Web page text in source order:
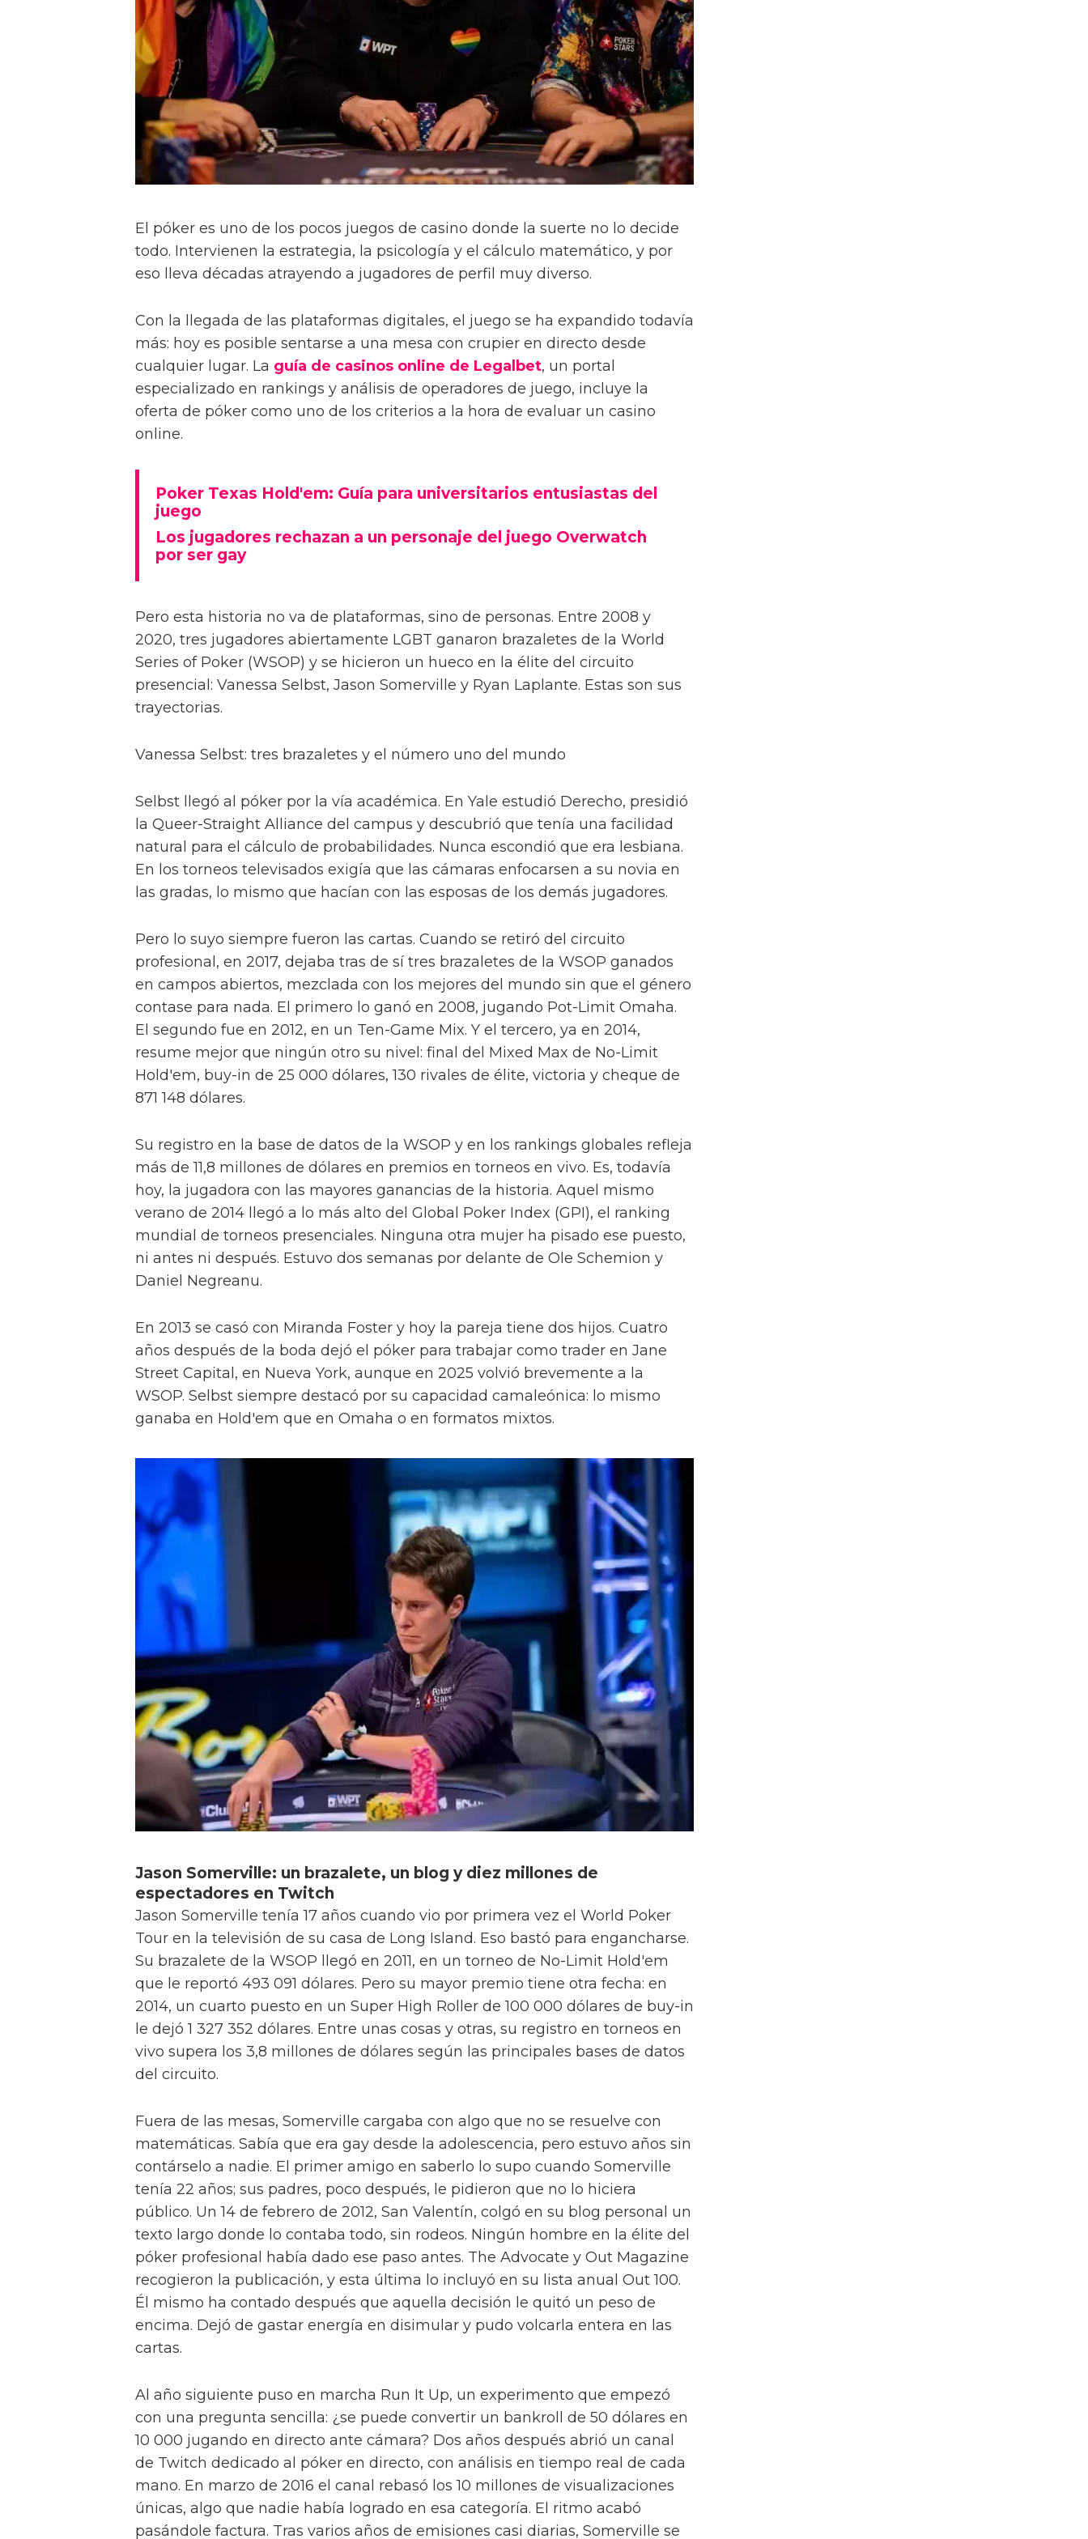
El póker es uno de los pocos juegos de casino donde la suerte no lo decide
todo. Intervienen la estrategia, la psicología y el cálculo matemático, y por
eso lleva décadas atrayendo a jugadores de perfil muy diverso.
Con la llegada de las plataformas digitales, el juego se ha expandido todavía
más: hoy es posible sentarse a una mesa con crupier en directo desde
cualquier lugar. La guía de casinos online de Legalbet, un portal
especializado en rankings y análisis de operadores de juego, incluye la
oferta de póker como uno de los criterios a la hora de evaluar un casino
online.
Poker Texas Hold'em: Guía para universitarios entusiastas del
juego
Los jugadores rechazan a un personaje del juego Overwatch
por ser gay
Pero esta historia no va de plataformas, sino de personas. Entre 2008 y
2020, tres jugadores abiertamente LGBT ganaron brazaletes de la World
Series of Poker (WSOP) y se hicieron un hueco en la élite del circuito
presencial: Vanessa Selbst, Jason Somerville y Ryan Laplante. Estas son sus
trayectorias.
Vanessa Selbst: tres brazaletes y el número uno del mundo
Selbst llegó al póker por la vía académica. En Yale estudió Derecho, presidió
la Queer-Straight Alliance del campus y descubrió que tenía una facilidad
natural para el cálculo de probabilidades. Nunca escondió que era lesbiana.
En los torneos televisados exigía que las cámaras enfocarsen a su novia en
las gradas, lo mismo que hacían con las esposas de los demás jugadores.
Pero lo suyo siempre fueron las cartas. Cuando se retiró del circuito
profesional, en 2017, dejaba tras de sí tres brazaletes de la WSOP ganados
en campos abiertos, mezclada con los mejores del mundo sin que el género
contase para nada. El primero lo ganó en 2008, jugando Pot-Limit Omaha.
El segundo fue en 2012, en un Ten-Game Mix. Y el tercero, ya en 2014,
resume mejor que ningún otro su nivel: final del Mixed Max de No-Limit
Hold'em, buy-in de 25 000 dólares, 130 rivales de élite, victoria y cheque de
871 148 dólares.
Su registro en la base de datos de la WSOP y en los rankings globales refleja
más de 11,8 millones de dólares en premios en torneos en vivo. Es, todavía
hoy, la jugadora con las mayores ganancias de la historia. Aquel mismo
verano de 2014 llegó a lo más alto del Global Poker Index (GPI), el ranking
mundial de torneos presenciales. Ninguna otra mujer ha pisado ese puesto,
ni antes ni después. Estuvo dos semanas por delante de Ole Schemion y
Daniel Negreanu.
En 2013 se casó con Miranda Foster y hoy la pareja tiene dos hijos. Cuatro
años después de la boda dejó el póker para trabajar como trader en Jane
Street Capital, en Nueva York, aunque en 2025 volvió brevemente a la
WSOP. Selbst siempre destacó por su capacidad camaleónica: lo mismo
ganaba en Hold'em que en Omaha o en formatos mixtos.
Jason Somerville: un brazalete, un blog y diez millones de
espectadores en Twitch
Jason Somerville tenía 17 años cuando vio por primera vez el World Poker
Tour en la televisión de su casa de Long Island. Eso bastó para engancharse.
Su brazalete de la WSOP llegó en 2011, en un torneo de No-Limit Hold'em
que le reportó 493 091 dólares. Pero su mayor premio tiene otra fecha: en
2014, un cuarto puesto en un Super High Roller de 100 000 dólares de buy-in
le dejó 1 327 352 dólares. Entre unas cosas y otras, su registro en torneos en
vivo supera los 3,8 millones de dólares según las principales bases de datos
del circuito.
Fuera de las mesas, Somerville cargaba con algo que no se resuelve con
matemáticas. Sabía que era gay desde la adolescencia, pero estuvo años sin
contárselo a nadie. El primer amigo en saberlo lo supo cuando Somerville
tenía 22 años; sus padres, poco después, le pidieron que no lo hiciera
público. Un 14 de febrero de 2012, San Valentín, colgó en su blog personal un
texto largo donde lo contaba todo, sin rodeos. Ningún hombre en la élite del
póker profesional había dado ese paso antes. The Advocate y Out Magazine
recogieron la publicación, y esta última lo incluyó en su lista anual Out 100.
Él mismo ha contado después que aquella decisión le quitó un peso de
encima. Dejó de gastar energía en disimular y pudo volcarla entera en las
cartas.
Al año siguiente puso en marcha Run It Up, un experimento que empezó
con una pregunta sencilla: ¿se puede convertir un bankroll de 50 dólares en
10 000 jugando en directo ante cámara? Dos años después abrió un canal
de Twitch dedicado al póker en directo, con análisis en tiempo real de cada
mano. En marzo de 2016 el canal rebasó los 10 millones de visualizaciones
únicas, algo que nadie había logrado en esa categoría. El ritmo acabó
pasándole factura. Tras varios años de emisiones casi diarias, Somerville se